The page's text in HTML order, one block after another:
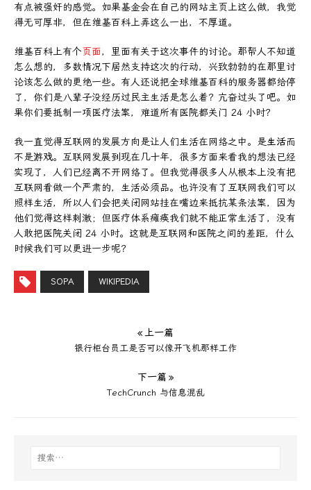
有点被强奸的感觉。如果基金会在自己的网站主页上这么做，我觉
得无可厚非，但在维基百科上弄这么一出，不厚道。
维基百科上有个页面，里面有关于这次事件的讨论。那帮人不知道
怎么想的，多数情况下居然支持这次的行动，兴致勃勃的在那里讨
论该怎么做的更绝一些。有人还说把全球维基百科的服务器都给停
了，你们是八辈子没经历过民主生活是怎么着？亢奋过头了吧。如
果你们要抵制一项医疗法案，难道所有医院都关门 24 小时？
我一直觉得互联网的发展方向是让人们生活在网络之中。是生活而
不是游戏。互联网发展到现在几十年，很多方面来看我的想法已经
实现了，人们已经离不开网络了。但我觉得很多人从根本上没有把
互联网看做一个严肃的，生活必须品。也许没有了互联网我们可以
照样生活，所以人们会把关闭网站挂在嘴边来抵抗某条法案，因为
他们觉得这样刺激；但医疗体系瘫痪我们就不能正常生活了，没有
人敢把医院关闭 24 小时。这就是互联网和医院之间的差距，什么
时候我们可以更进一步呢？
SOPA WIKIPEDIA
« 上一篇
银行柜台员工是否可以像开飞机那样工作
下一篇 »
TechCrunch 与信息混乱